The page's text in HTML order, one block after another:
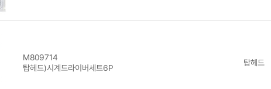
M809714
탑헤드)시계드라이버세트6P
탑헤드